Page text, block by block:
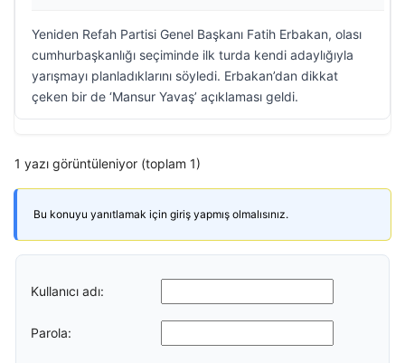
Yeniden Refah Partisi Genel Başkanı Fatih Erbakan, olası
cumhurbaşkanlığı seçiminde ilk turda kendi adaylığıyla
yarışmayı planladıklarını söyledi. Erbakan’dan dikkat
çeken bir de ‘Mansur Yavaş’ açıklaması geldi.
1 yazı görüntüleniyor (toplam 1)
Bu konuyu yanıtlamak için giriş yapmış olmalısınız.
Kullanıcı adı:
Parola: